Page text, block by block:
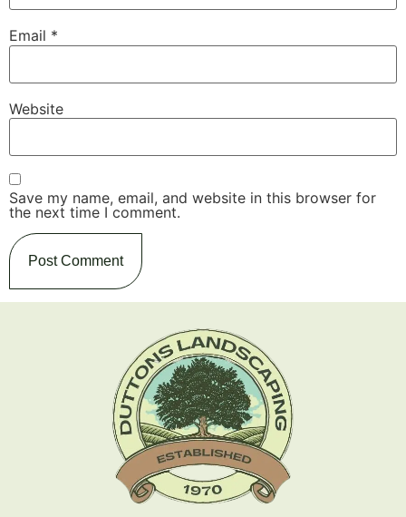
Email *
Website
Save my name, email, and website in this browser for
the next time I comment.